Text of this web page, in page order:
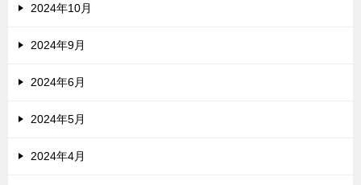
2024年10月
2024年9月
2024年6月
2024年5月
2024年4月